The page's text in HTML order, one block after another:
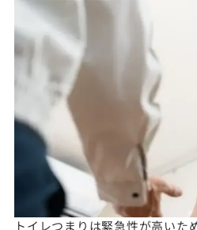
トイレつまりは緊急性が高いた